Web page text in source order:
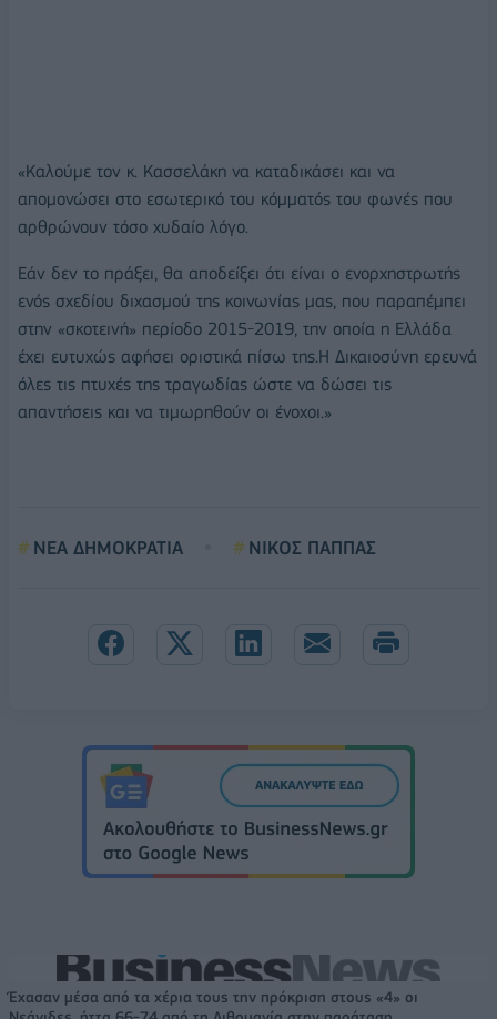
«Καλούμε τον κ. Κασσελάκη να καταδικάσει και να
απομονώσει στο εσωτερικό του κόμματός του φωνές που
αρθρώνουν τόσο χυδαίο λόγο.
Εάν δεν το πράξει, θα αποδείξει ότι είναι ο ενορχηστρωτής
ενός σχεδίου διχασμού της κοινωνίας μας, που παραπέμπει
στην «σκοτεινή» περίοδο 2015-2019, την οποία η Ελλάδα
έχει ευτυχώς αφήσει οριστικά πίσω της.Η Δικαιοσύνη ερευνά
όλες τις πτυχές της τραγωδίας ώστε να δώσει τις
απαντήσεις και να τιμωρηθούν οι ένοχοι.»
ΝΕΑ ΔΗΜΟΚΡΑΤΙΑ ΝΙΚΟΣ ΠΑΠΠΑΣ
Έχασαν μέσα από τα χέρια τους την πρόκριση στους «4» οι